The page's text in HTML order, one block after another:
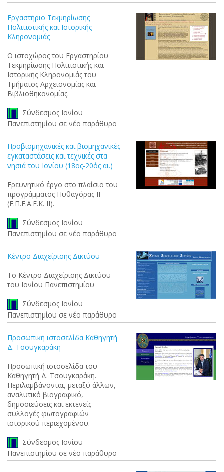
Εργαστήριο Τεκμηρίωσης
Πολιτιστικής και Ιστορικής
Κληρονομιάς
Ο ιστοχώρος του Εργαστηρίου
Τεκμηρίωσης Πολιτιστικής και
Ιστορικής Κληρονομιάς του
Τμήματος Αρχειονομίας και
Βιβλιοθηκονομίας.
Σύνδεσμος Ιονίου
Πανεπιστημίου σε νέο παράθυρο
Προβιομηχανικές και βιομηχανικές
εγκαταστάσεις και τεχνικές στα
νησιά του Ιονίου (18ος-20ός αι.)
Ερευνητικό έργο στο πλαίσιο του
προγράμματος Πυθαγόρας ΙΙ
(Ε.Π.Ε.Α.Ε.Κ. ΙΙ).
Σύνδεσμος Ιονίου
Πανεπιστημίου σε νέο παράθυρο
Κέντρο Διαχείρισης Δικτύου
Το Κέντρο Διαχείρισης Δικτύου
του Ιονίου Πανεπιστημίου
Σύνδεσμος Ιονίου
Πανεπιστημίου σε νέο παράθυρο
Προσωπική ιστοσελίδα Καθηγητή
Δ. Τσουγκαράκη
Προσωπική ιστοσελίδα του
Καθηγητή Δ. Τσουγκαράκη.
Περιλαμβάνονται, μεταξύ άλλων,
αναλυτικό βιογραφικό,
δημοσιεύσεις και εκτενείς
συλλογές φωτογραφιών
ιστορικού περιεχομένου.
Σύνδεσμος Ιονίου
Πανεπιστημίου σε νέο παράθυρο